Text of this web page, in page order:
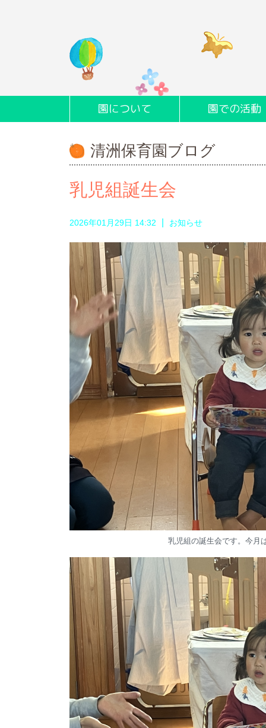
園について 園での活動
清洲保育園ブログ
乳児組誕生会
2026年01月29日 14:32 お知らせ
乳児組の誕生会です。今月